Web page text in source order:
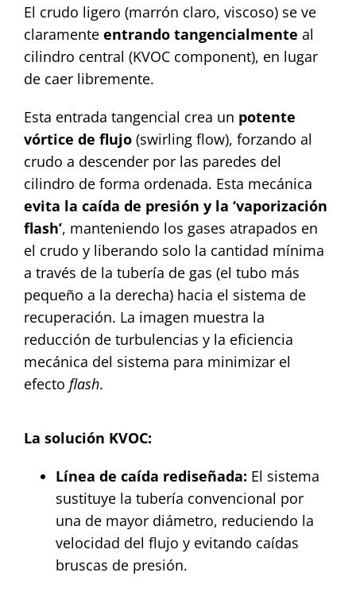
El crudo ligero (marrón claro, viscoso) se ve
claramente entrando tangencialmente al
cilindro central (KVOC component), en lugar
de caer libremente.
Esta entrada tangencial crea un potente
vórtice de flujo(swirling flow), forzando al
crudo a descender por las paredes del
cilindro de forma ordenada. Esta mecánica
evita la caída de presión y la ‘vaporización
flash’, manteniendo los gases atrapados en
el crudo y liberando solo la cantidad mínima
a través de la tubería de gas (el tubo más
pequeño a la derecha) hacia el sistema de
recuperación. La imagen muestra la
reducción de turbulencias y la eficiencia
mecánica del sistema para minimizar el
efecto flash.
La solución KVOC:
Línea de caída rediseñada: El sistema
sustituye la tubería convencional por
una de mayor diámetro, reduciendo la
velocidad del flujo y evitando caídas
bruscas de presión.